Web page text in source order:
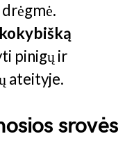
kokybišką
pinigų ir
ateityje.
srovės